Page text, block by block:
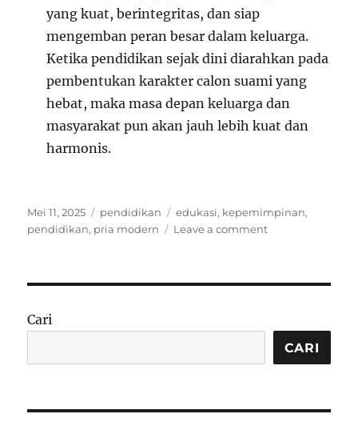
yang kuat, berintegritas, dan siap
mengemban peran besar dalam keluarga.
Ketika pendidikan sejak dini diarahkan pada
pembentukan karakter calon suami yang
hebat, maka masa depan keluarga dan
masyarakat pun akan jauh lebih kuat dan
harmonis.
Posted
on
Mei 11, 2025 Categories
pendidikan Tags
edukasi, kepemimpinan,
pendidikan, pria modern Leave a commenton
Sebelum
Menjadi
Suami
Cari
CARI